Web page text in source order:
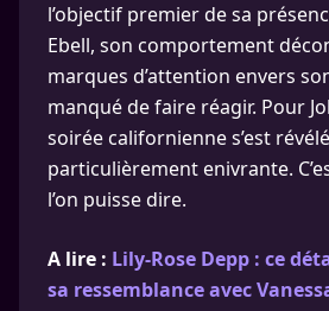
l’objectif premier de sa
Ebell, son comportement
marques d’attention envers
manqué de faire réagir. Pour
soirée californienne s’est
particulièrement enivrante.
l’on puisse dire.
A lire : Lily-Rose Depp : ce
sa ressemblance avec